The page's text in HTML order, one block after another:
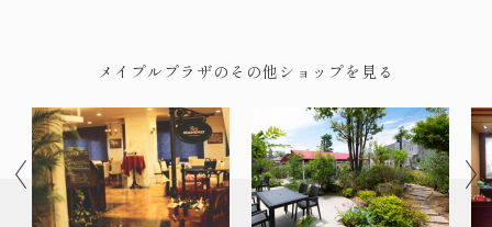
メイプルプラザのその他ショップを見る